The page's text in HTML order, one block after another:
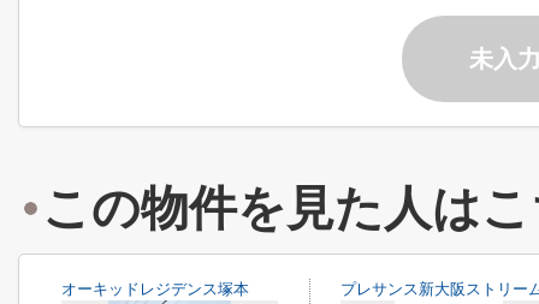
未入
この物件を見た人は
オーキッドレジデンス塚本 プレサンス新大阪ストリー